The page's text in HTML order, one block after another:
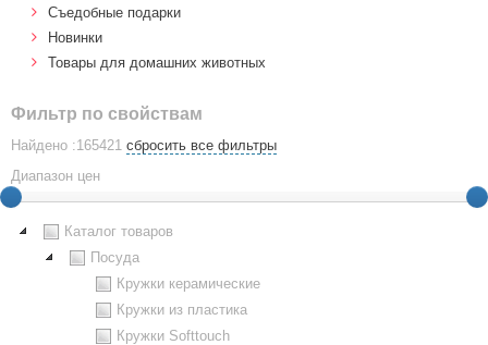
Cъедобные подарки
Новинки
Товары для домашних животных
Фильтр по свойствам
Найдено :165421 сбросить все фильтры
Диапазон цен
Каталог товаров
Посуда
Кружки керамические
Кружки из пластика
Кружки Softtouch